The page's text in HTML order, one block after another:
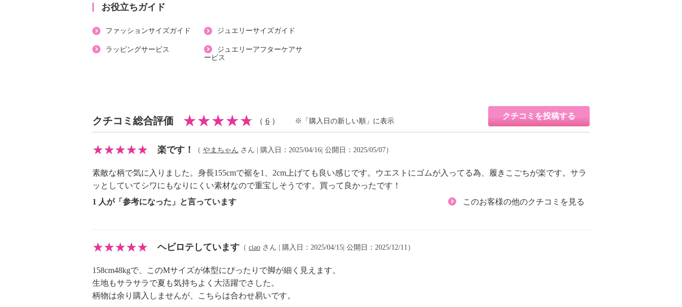
【メンテナンス（絵表示ラベル）】
・漂白処理：塩素系・酸素系漂白不可
・タンブル乾燥：不可
【メンテナンス（ケアラベル）】
・長時間照射による変退色注意
・摩擦による色落ち、色移り注意
【原産国（地）】
・中国製
お役立ちガイド
ファッションサイズガイド ジュエリーサイズガイド
ラッピングサービス
ジュエリーアフターケアサ
ービス
クチコミ総合評価 （ 6 ）
クチコミを投稿する
※「購入日の新しい順」に表示
楽です！ （ やまちゃん さん | 購入日：2025/04/16| 公開日：2025/05/07）
素敵な柄で気に入りました。身長155cmで裾を1、2cm上げても良い感じです。ウエストにゴムが入ってる為、履きこごちが楽です。サラ
ッとしていてシワにもなりにくい素材なので重宝しそうです。買って良かったです！
1 人が「参考になった」と言っています
このお客様の他のクチコミを見る
ヘビロテしています （ ciao さん | 購入日：2025/04/15| 公開日：2025/12/11）
158cm48kgで、このMサイズが体型にぴったりで脚が細く見えます。
生地もサラサラで夏も気持ちよく大活躍でさした。
柄物は余り購入しませんが、こちらは合わせ易いです。